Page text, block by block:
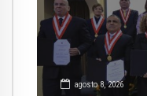
agosto 8, 2026